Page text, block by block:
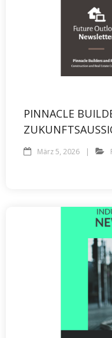
PINNACLE
März 5, 2026